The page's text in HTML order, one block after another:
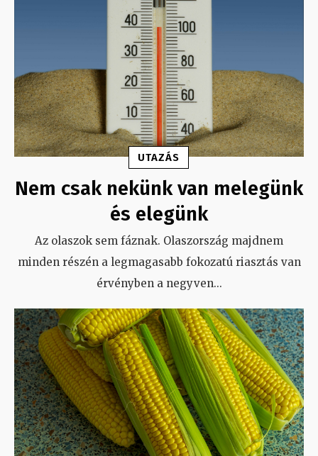
UTAZÁS
Nem csak nekünk van melegünk
és elegünk
Az olaszok sem fáznak. Olaszország majdnem
minden részén a legmagasabb fokozatú riasztás van
érvényben a negyven...